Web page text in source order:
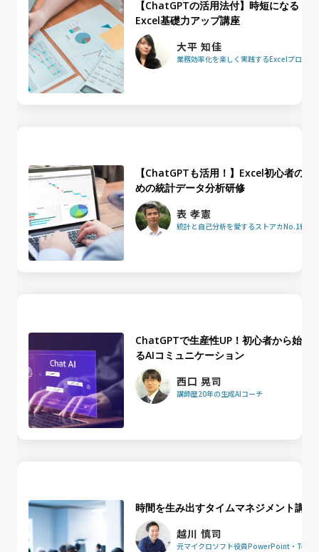
【ChatGPTの活用法付】時短になる
Excel基礎力アップ講座
大平 知佳
業務効率化を楽しく実践するExcelプロフェ
【ChatGPTも活用！】Excel初心者のた
めの統計データ分析研修
表 孝憲
統計と自己分析を愛するストアカNo.1統計
ChatGPTで生産性UP！初心者から始め
るAIコミュニケーション
西口 晃司
講師歴20年の生成AIコーチ
時間を生み出すタイムマネジメント講座
越川 慎司
元マイクロソフト役員PowerPoint・